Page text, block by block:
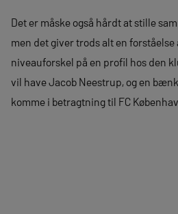
Det er måske også hårdt at stille
men det giver trods alt en
niveauforskel på en profil hos den
vil have Jacob Neestrup, og en
komme i betragtning til FC